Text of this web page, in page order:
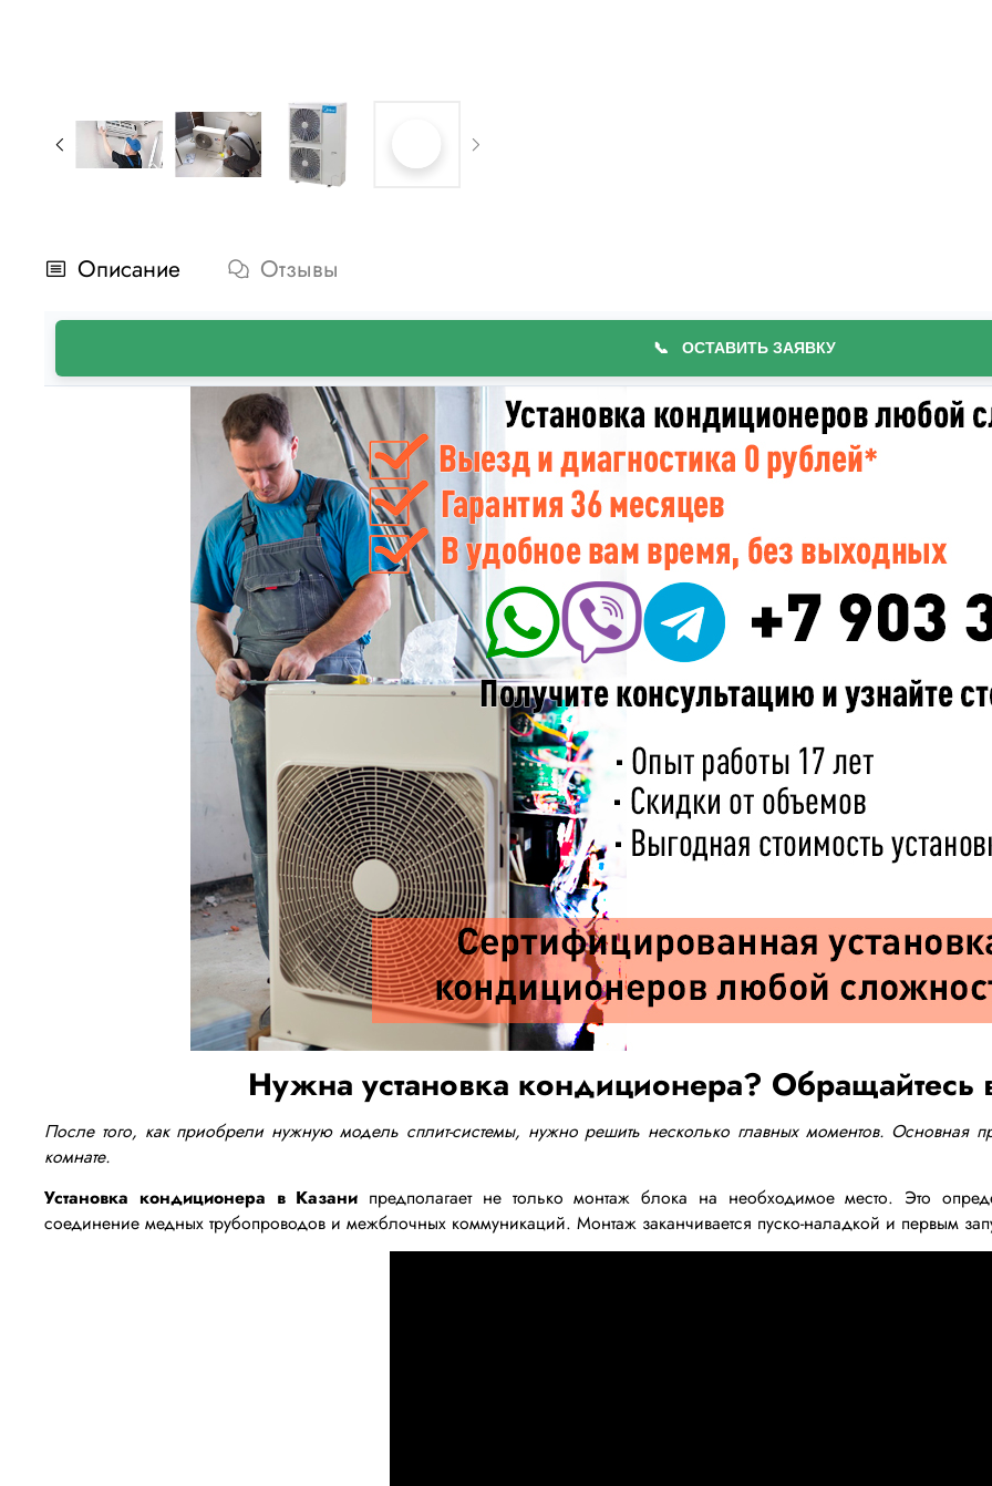
Описание Отзывы
📞 ОСТАВИТЬ ЗАЯВКУ
Нужна установка кондиционера?
После того, как приобрели нужную модель сплит-системы, нужно решить несколько главных моментов. Основная
комнате.
Установка кондиционера в Казани предполагает не только монтаж блока на необходимое место. Это
соединение медных трубопроводов и межблочных коммуникаций. Монтаж заканчивается пуско-наладкой и первым